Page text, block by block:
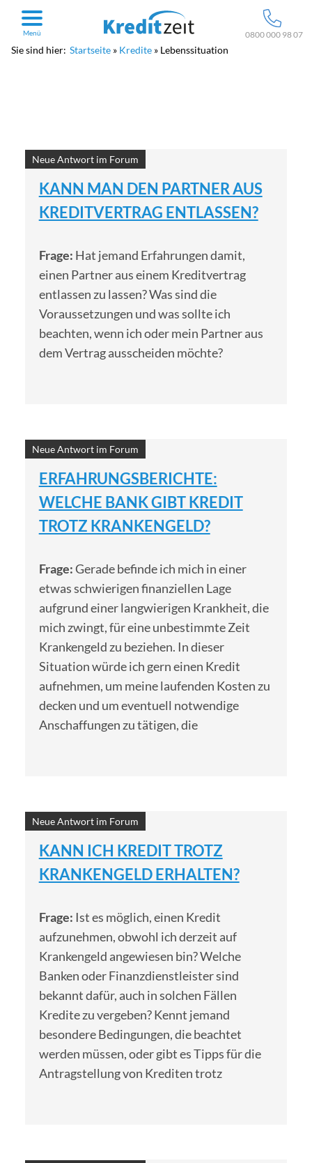
Menü 0800 000 98 07
Sie sind hier: Startseite Kredite Lebenssituation
Neue Antwort im Forum
KANN MAN DEN PARTNER AUS
KREDITVERTRAG ENTLASSEN?
Frage: Hat jemand Erfahrungen damit,
einen Partner aus einem Kreditvertrag
entlassen zu lassen? Was sind die
Voraussetzungen und was sollte ich
beachten, wenn ich oder mein Partner aus
dem Vertrag ausscheiden möchte?
Neue Antwort im Forum
ERFAHRUNGSBERICHTE:
WELCHE BANK GIBT KREDIT
TROTZ KRANKENGELD?
Frage:Gerade befinde ich mich in einer
etwas schwierigen finanziellen Lage
aufgrund einer langwierigen Krankheit, die
mich zwingt, für eine unbestimmte Zeit
Krankengeld zu beziehen. In dieser
Situation würde ich gern einen Kredit
aufnehmen, um meine laufenden Kosten zu
decken und um eventuell notwendige
Anschaffungen zu tätigen, die
Neue Antwort im Forum
KANN ICH KREDIT TROTZ
KRANKENGELD ERHALTEN?
Frage: Ist es möglich, einen Kredit
aufzunehmen, obwohl ich derzeit auf
Krankengeld angewiesen bin? Welche
Banken oder Finanzdienstleister sind
bekannt dafür, auch in solchen Fällen
Kredite zu vergeben? Kennt jemand
besondere Bedingungen, die beachtet
werden müssen, oder gibt es Tipps für die
Antragstellung von Krediten trotz